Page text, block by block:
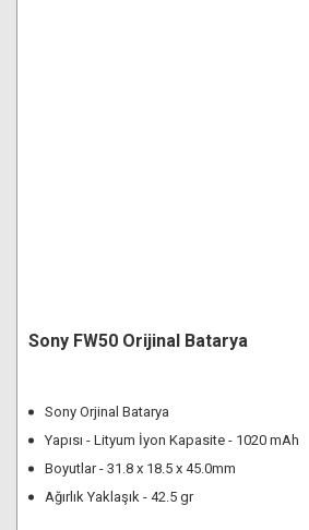
Sony FW50 Orijinal Batarya
Sony Orjinal Batarya
Yapısı - Lityum İyon Kapasite - 1020 mAh
Boyutlar - 31.8 x 18.5 x 45.0mm
Ağırlık Yaklaşık - 42.5 gr